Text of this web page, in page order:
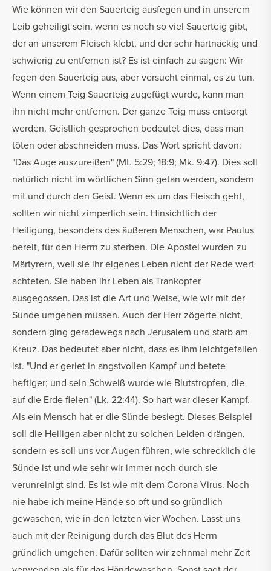
Wie können wir den Sauerteig ausfegen und in unserem
Leib geheiligt sein, wenn es noch so viel Sauerteig gibt,
der an unserem Fleisch klebt, und der sehr hartnäckig und
schwierig zu entfernen ist? Es ist einfach zu sagen: Wir
fegen den Sauerteig aus, aber versucht einmal, es zu tun.
Wenn einem Teig Sauerteig zugefügt wurde, kann man
ihn nicht mehr entfernen. Der ganze Teig muss entsorgt
werden. Geistlich gesprochen bedeutet dies, dass man
töten oder abschneiden muss. Das Wort spricht davon:
"Das Auge auszureißen" (Mt. 5:29; 18:9; Mk. 9:47). Dies soll
natürlich nicht im wörtlichen Sinn getan werden, sondern
mit und durch den Geist. Wenn es um das Fleisch geht,
sollten wir nicht zimperlich sein. Hinsichtlich der
Heiligung, besonders des äußeren Menschen, war Paulus
bereit, für den Herrn zu sterben. Die Apostel wurden zu
Märtyrern, weil sie ihr eigenes Leben nicht der Rede wert
achteten. Sie haben ihr Leben als Trankopfer
ausgegossen. Das ist die Art und Weise, wie wir mit der
Sünde umgehen müssen. Auch der Herr zögerte nicht,
sondern ging geradewegs nach Jerusalem und starb am
Kreuz. Das bedeutet aber nicht, dass es ihm leichtgefallen
ist. "Und er geriet in angstvollen Kampf und betete
heftiger; und sein Schweiß wurde wie Blutstropfen, die
auf die Erde fielen" (Lk. 22:44). So hart war dieser Kampf.
Als ein Mensch hat er die Sünde besiegt. Dieses Beispiel
soll die Heiligen aber nicht zu solchen Leiden drängen,
sondern es soll uns vor Augen führen, wie schrecklich die
Sünde ist und wie sehr wir immer noch durch sie
verunreinigt sind. Es ist wie mit dem Corona Virus. Noch
nie habe ich meine Hände so oft und so gründlich
gewaschen, wie in den letzten vier Wochen. Lasst uns
auch mit der Reinigung durch das Blut des Herrn
gründlich umgehen. Dafür sollten wir zehnmal mehr Zeit